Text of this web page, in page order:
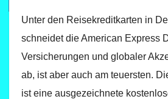
Unter den Reisekreditkarten in
schneidet die American Express
Versicherungen und globaler
ab, ist aber auch am teuersten.
ist eine ausgezeichnete